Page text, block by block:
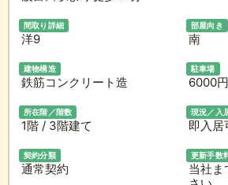
間取り詳細
洋9
部屋向き
南
建物構造
鉄筋コンクリート造
駐車場
6000円
所在階／階数
1階 / 3階建て
現況／入
即入居
契約分類
通常契約
更新手数
当社ま